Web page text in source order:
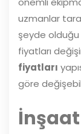
uzmanlar
şeyde
fiyatları
fiyatları
göre